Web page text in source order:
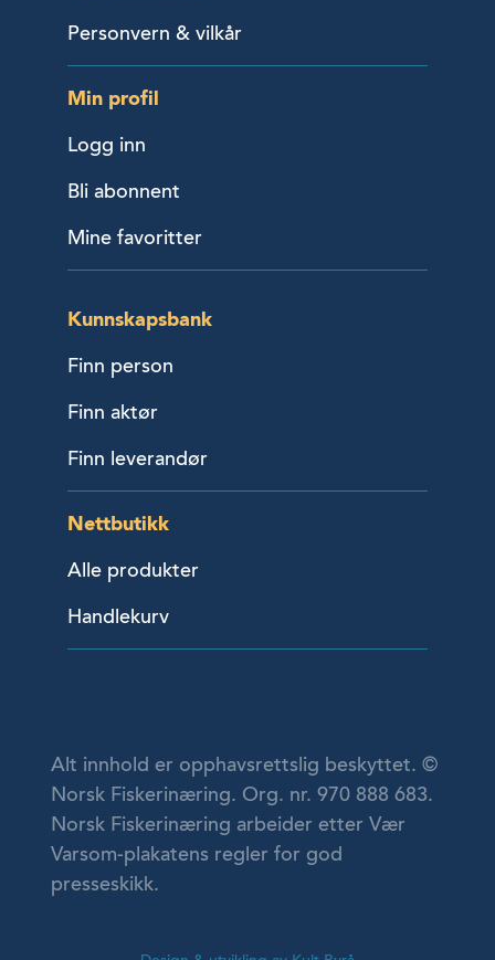
Personvern & vilkår
Min profil
Logg inn
Bli abonnent
Mine favoritter
Kunnskapsbank
Finn person
Finn aktør
Finn leverandør
Nettbutikk
Alle produkter
Handlekurv
Alt innhold er opphavsrettslig beskyttet. ©
Norsk Fiskerinæring. Org. nr. 970 888 683.
Norsk Fiskerinæring arbeider etter Vær
Varsom-plakatens regler for god
presseskikk.